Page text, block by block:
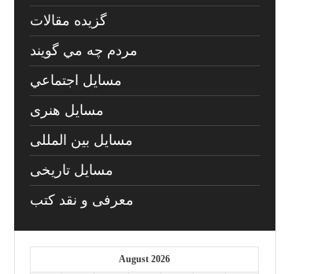
گزیده مقالات
مردم چه مي گويند
مسايل اجتماعي
مسايل هنری
مسایل بین المللی
مسایل تاریخی
معرفی و نقد کتب
August 2026